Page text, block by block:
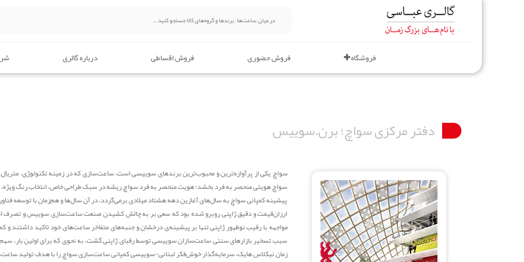
فروشگاه فروش حضوری فروش اقساطی درباره گالری
دفتر مرکزی سواچ؛ برن.سوییس
سواچ یکی از پرآوازه‌ترین و محبوب‌ترین برندهای سوییسی است، ساعت‌سازی که در زمینه تکنولوژی،
سواچ هویتی منحصر به فرد بخشد؛ هویت منحصر به فرد سواچ ریشه در سبک طراحی خاص، انتخاب رنگ ویژه،
پیشینه کمپانی سواچ به سال‌های آغازین دهه هشتاد میلادی برمی‌گردد، در آن سال‌ها و هم‌زمان با توسعه
ارزان‌قیمت و دقیق ژاپنی روبرو شده بود که سعی بر به چالش کشیدن صنعت ساعت‌سازی سوییس و
مواجهه با رقیب نوظهور ژاپنی تنها بر پیشینه‌ی درخشان و جنبه‌های متفاخر ساعت‌های خود تاکید داشتند و
سبب تسخیر بازارهای سنتی ساعت‌سازان سوییسی توسط رقبای ژاپنی گشت، به نحوی که برای اولین بار،
زمان نیکلاس هایک، سرمایه‌گذار خوش‌فکر لبنانی-سوییسی کمپانی ساعت‌سازی سواچ را با هدف تولید